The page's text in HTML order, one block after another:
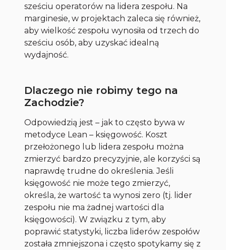
sześciu operatorów na lidera zespołu. Na
marginesie, w projektach zaleca się również,
aby wielkość zespołu wynosiła od trzech do
sześciu osób, aby uzyskać idealną
wydajność.
Dlaczego nie robimy tego na
Zachodzie?
Odpowiedzią jest – jak to często bywa w
metodyce Lean – księgowość. Koszt
przełożonego lub lidera zespołu można
zmierzyć bardzo precyzyjnie, ale korzyści są
naprawdę trudne do określenia. Jeśli
księgowość nie może tego zmierzyć,
określa, że wartość ta wynosi zero (tj. lider
zespołu nie ma żadnej wartości dla
księgowości). W związku z tym, aby
poprawić statystyki, liczba liderów zespołów
została zmniejszona i często spotykamy się z